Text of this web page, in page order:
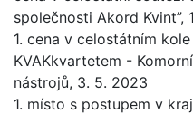
společnosti Akord Kvint”,
1. cena v celostátním
KVAKkvartetem -
nástrojů, 3. 5. 2023
1. místo s postupem v